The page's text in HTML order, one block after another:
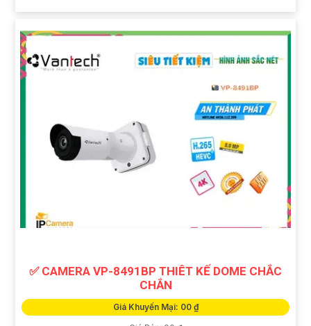
✅ CAMERA VP-8491BP THIÊT KẾ DOME CHẮC
CHẮN
Giá Khuyến Mại: 00 ₫